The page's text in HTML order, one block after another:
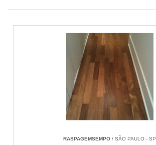
RASPAGEMSEMPO/ SÃO PAULO - SP